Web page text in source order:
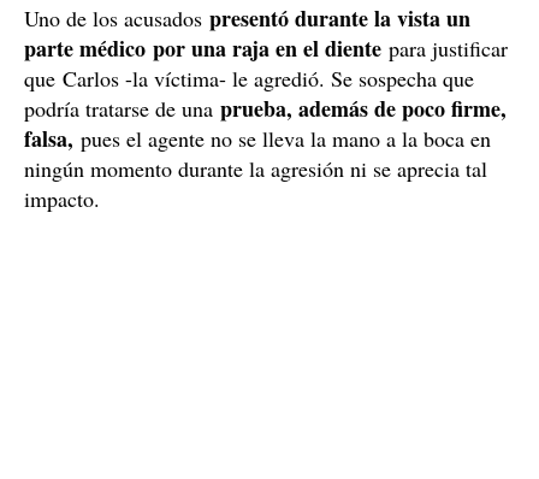
Uno de los acusados presentó durante la vista un
parte médico por una raja en el diente para justificar
que Carlos -la víctima- le agredió. Se sospecha que
podría tratarse de una prueba, además de poco firme,
falsa, pues el agente no se lleva la mano a la boca en
ningún momento durante la agresión ni se aprecia tal
impacto.